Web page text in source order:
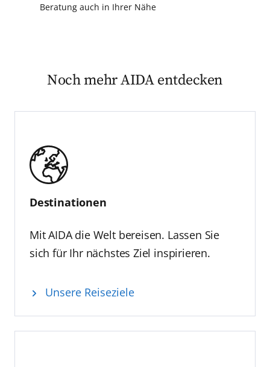
Beratung auch in Ihrer Nähe
Noch mehr AIDA entdecken
Destinationen
Mit AIDA die Welt bereisen. Lassen Sie
sich für Ihr nächstes Ziel inspirieren.
Unsere Reiseziele